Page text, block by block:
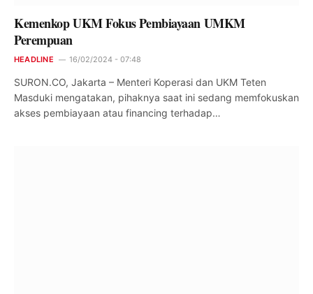
Kemenkop UKM Fokus Pembiayaan UMKM
Perempuan
HEADLINE 16/02/2024 - 07:48
SURON.CO, Jakarta – Menteri Koperasi dan UKM Teten
Masduki mengatakan, pihaknya saat ini sedang memfokuskan
akses pembiayaan atau financing terhadap…